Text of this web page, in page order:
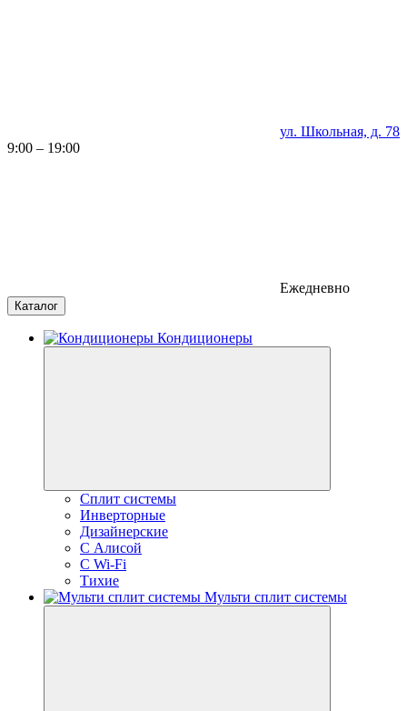
ул. Школьная, д. 78
9:00 – 19:00
Ежедневно
Каталог
Кондиционеры
Сплит системы
Инверторные
Дизайнерские
С Алисой
C Wi-Fi
Тихие
Мульти сплит системы